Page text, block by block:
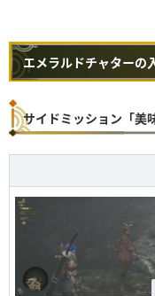
エメラルドチャターの
サイドミッション「美